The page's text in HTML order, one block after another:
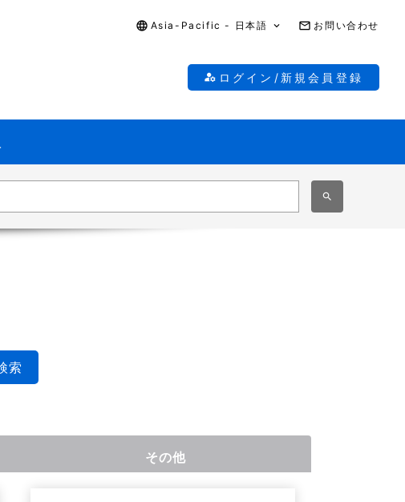
Asia-Pacific - 日本語 お問い合わせ
ログイン/新規会員登録
索
その他